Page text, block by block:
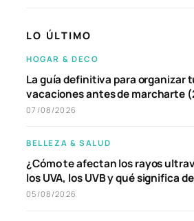
LO ÚLTIMO
HOGAR & DECO
La guía definitiva para organizar
vacaciones antes de marcharte
07/08/2026
BELLEZA & SALUD
¿Cómo te afectan los rayos
los UVA, los UVB y qué significa
05/08/2026